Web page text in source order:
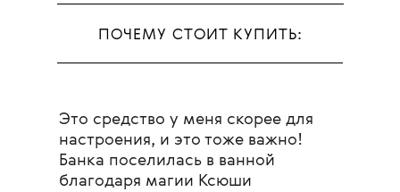
ПОЧЕМУ СТОИТ КУПИТЬ:
Это средство у меня скорее для
настроения, и это тоже важно!
Банка поселилась в ванной
благодаря магии Ксюши